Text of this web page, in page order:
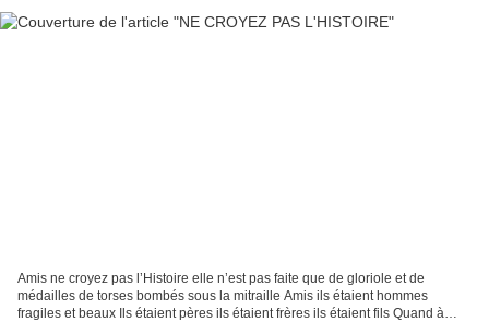
Amis ne croyez pas l’Histoire elle n’est pas faite que de gloriole et de
médailles de torses bombés sous la mitraille Amis ils étaient hommes
fragiles et beaux Ils étaient pères ils étaient frères ils étaient fils Quand à